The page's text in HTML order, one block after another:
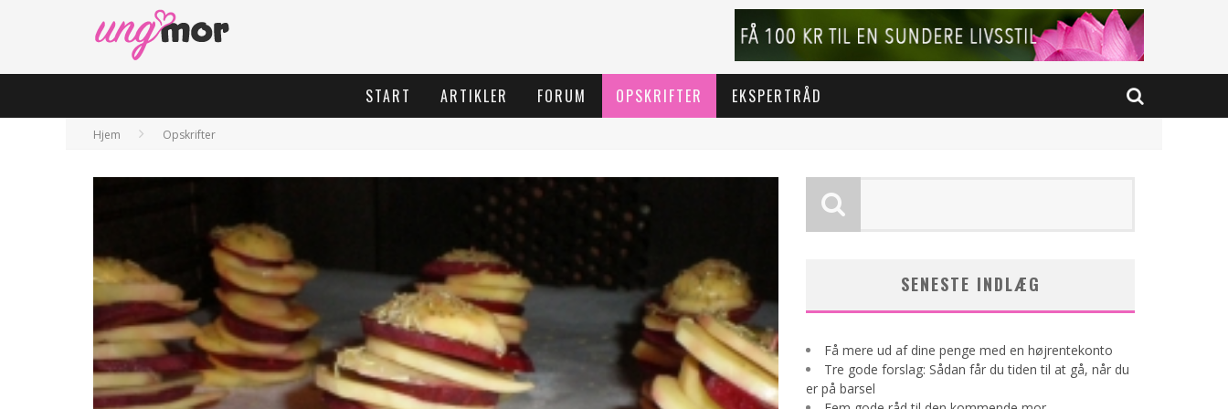
START ARTIKLER FORUM OPSKRIFTER EKSPERTRÅD
Hjem Opskrifter
SENESTE INDLÆG
Få mere ud af dine penge med en højrentekonto
Tre gode forslag: Sådan får du tiden til at gå, når du
er på barsel